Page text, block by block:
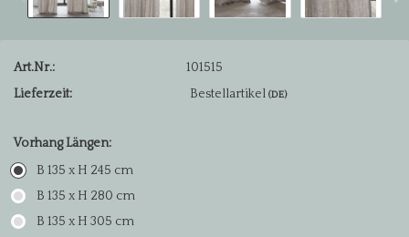
Art.Nr.:
101515
Lieferzeit:
Bestellartikel(DE)
Vorhang Längen:
B 135 x H 245 cm
B 135 x H 280 cm
B 135 x H 305 cm